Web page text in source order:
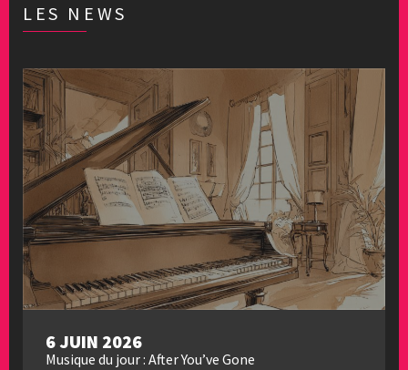
LES NEWS
6 JUIN 2026
Musique du jour : After You’ve Gone